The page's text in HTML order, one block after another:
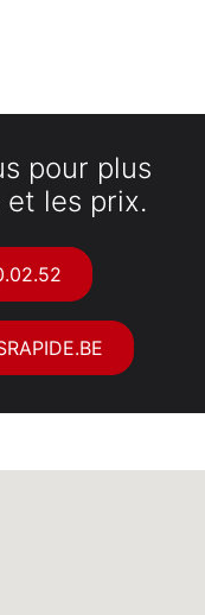
pour plus
les prix.